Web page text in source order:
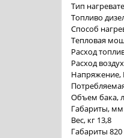
Тип
Топливо
Способ
Тепловая
Расход
Расход
Напряжение,
Объем бака,
Габариты, мм
Вес, кг 13,8
Габариты